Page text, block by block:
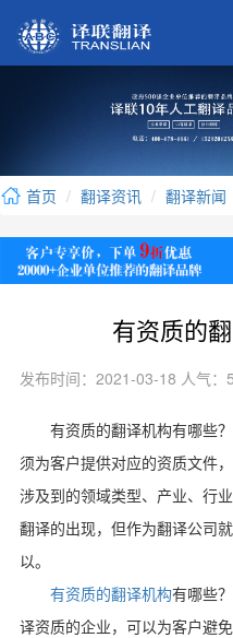
首页 翻译资讯 翻译新闻
有资质的
发布时间：2021-03-18 人气：
有资质的翻译机构有哪些
须为客户提供对应的资质文件
涉及到的领域类型、产业、行
翻译的出现，但作为翻译公司
以。
有资质的翻译机构有哪些？
译资质的企业，可以为客户避